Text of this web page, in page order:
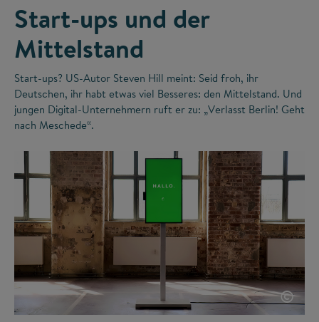
Start-ups und der
Mittelstand
Start-ups? US-Autor Steven Hill meint: Seid froh, ihr
Deutschen, ihr habt etwas viel Besseres: den Mittelstand. Und
jungen Digital-Unternehmern ruft er zu: „Verlasst Berlin! Geht
nach Meschede“.
©